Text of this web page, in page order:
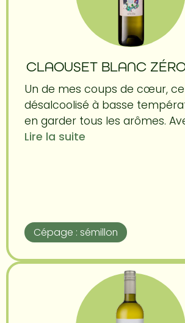
CLAOUSET BLANC
Un de mes coups de cœur,
désalcoolisé à basse
en garder tous les arômes.
Lire la suite
Cépage : sémillon